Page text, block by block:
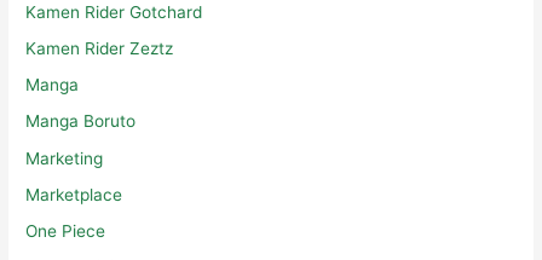
Kamen Rider Gotchard
Kamen Rider Zeztz
Manga
Manga Boruto
Marketing
Marketplace
One Piece